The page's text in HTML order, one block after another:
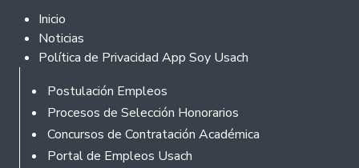
Footer 2
Inicio
Noticias
Política de Privacidad App Soy Usach
Rodapé
Postulación Empleos
Procesos de Selección Honorarios
Concursos de Contratación Académica
Portal de Empleos Usach